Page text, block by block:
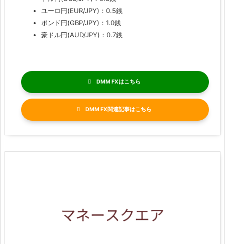
ユーロ円(EUR/JPY)：0.5銭
ポンド円(GBP/JPY)：1.0銭
豪ドル円(AUD/JPY)：0.7銭
DMM FX
DMM FX関連記事